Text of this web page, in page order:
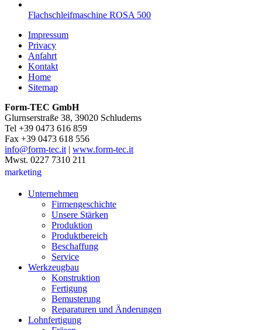
Flachschleifmaschine ROSA 500
Impressum
Privacy
Anfahrt
Kontakt
Home
Sitemap
Form-TEC GmbH
Glurnserstraße 38, 39020 Schluderns
Tel +39 0473 616 859
Fax +39 0473 618 556
info@form-tec.it| www.form-tec.it
Mwst. 0227 7310 211
marketing
Unternehmen
Firmengeschichte
Unsere Stärken
Produktion
Produktbereich
Beschaffung
Service
Werkzeugbau
Konstruktion
Fertigung
Bemusterung
Reparaturen und Änderungen
Lohnfertigung